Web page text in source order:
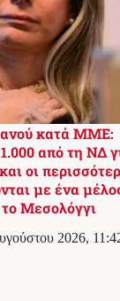
κατά ΜΜΕ:
από τη ΝΔ
οι
με ένα
Μεσολόγγι
2026,